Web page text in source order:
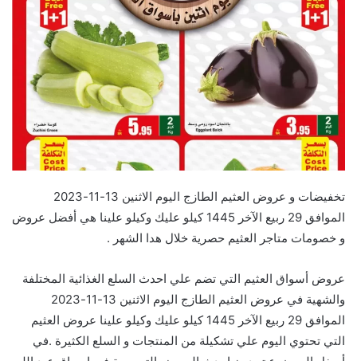
تخفيضات و عروض العثيم الطازج اليوم الاثنين 13-11-2023
الموافق 29 ربيع الآخر 1445 كيلو عليك وكيلو علينا هي أفضل عروض
و خصومات متاجر العثيم حصرية خلال هدا الشهر .
عروض أسواق العثيم التي تضم علي احدث السلع الغذائية المختلفة
والشهية في عروض العثيم الطازج اليوم الاثنين 13-11-2023
الموافق 29 ربيع الآخر 1445 كيلو عليك وكيلو علينا عروض العثيم
التي تحتوي اليوم علي تشكيلة من المنتجات و السلع الكثيرة .في